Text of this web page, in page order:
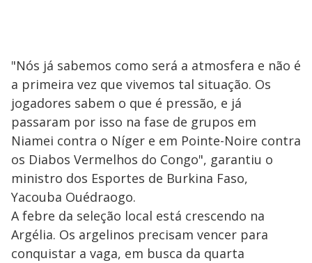
"Nós já sabemos como será a atmosfera e não é
a primeira vez que vivemos tal situação. Os
jogadores sabem o que é pressão, e já
passaram por isso na fase de grupos em
Niamei contra o Níger e em Pointe-Noire contra
os Diabos Vermelhos do Congo", garantiu o
ministro dos Esportes de Burkina Faso,
Yacouba Ouédraogo.
A febre da seleção local está crescendo na
Argélia. Os argelinos precisam vencer para
conquistar a vaga, em busca da quarta